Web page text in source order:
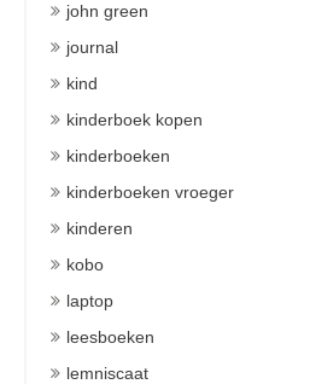
john green
journal
kind
kinderboek kopen
kinderboeken
kinderboeken vroeger
kinderen
kobo
laptop
leesboeken
lemniscaat